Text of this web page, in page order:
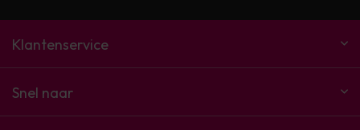
Klantenservice
Snel naar